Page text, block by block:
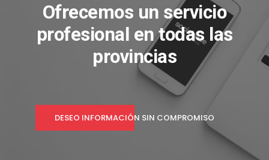
Ofrecemos un servicio
profesional en todas las
provincias
DESEO INFORMACIÓN SIN COMPROMISO